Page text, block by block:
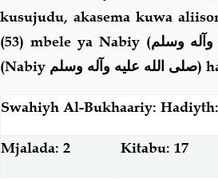
kusujudu, akasema kuwa
(53) mbele ya Nabiy (وسلم
(Nabiy صلى الله عليه وآله وسلم)
Swahiyh Al-Bukhaariy: Hadiyth:
Mjalada: 2 Kitabu: 17